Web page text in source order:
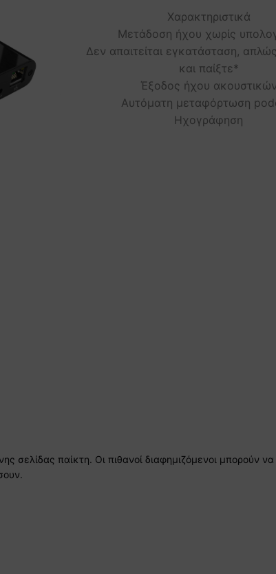
Χαρακτηριστικά
Μετάδοση ήχου χωρίς
Δεν απαιτείται εγκατάσταση,
και παίξτε*
Έξοδος ήχου ακουστικών
Αυτόματη μεταφόρτωση
Ηχογράφηση
παίκτη. Οι πιθανοί διαφημιζόμενοι μπορούν να